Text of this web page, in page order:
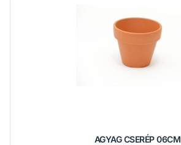
AGYAG CSERÉP 06CM